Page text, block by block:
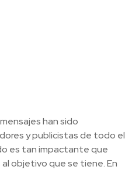
han sido
y publicistas de todo el
es tan impactante que
objetivo que se tiene. En